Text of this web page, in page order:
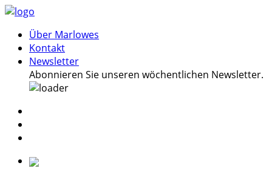
Über Marlowes
Kontakt
Newsletter
Abonnieren Sie unseren wöchentlichen Newsletter.